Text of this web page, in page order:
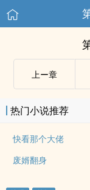
上ー章
热门小说推荐
快看那个大佬
废婿翻身